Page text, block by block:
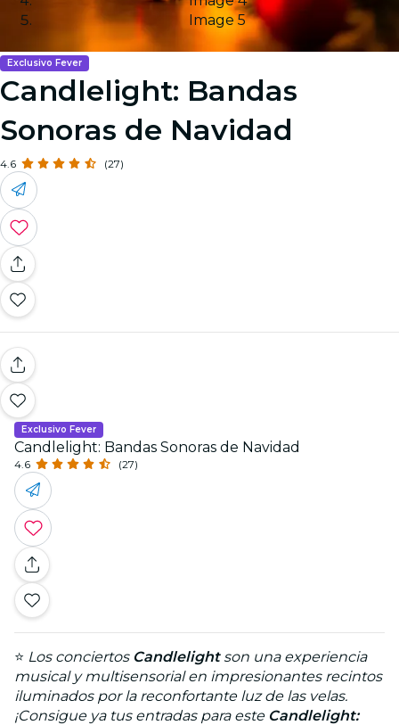
Image 5
Exclusivo Fever
Candlelight: Bandas
Sonoras de Navidad
4.6 (27)
Exclusivo Fever
Candlelight: Bandas Sonoras de Navidad
4.6 (27)
⭐ Los conciertos Candlelightson una experiencia
musical y multisensorial en impresionantes recintos
iluminados por la reconfortante luz de las velas.
¡Consigue ya tus entradas para este Candlelight: